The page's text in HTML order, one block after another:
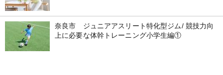
奈良市 ジュニアアスリート特化型ジム/ 競技力向
上に必要な体幹トレーニング小学生編①